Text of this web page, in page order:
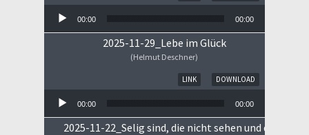
00:00 00:00
2025-11-29_Lebe im Glück
(Helmut Deschner)
DOWNLOAD
LINK
00:00 00:00
2025-11-22_Selig sind, die nicht sehen und doch